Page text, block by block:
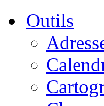
Outils